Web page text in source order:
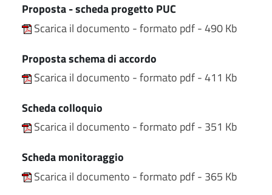
Proposta - scheda progetto PUC
Scarica il documento - formato pdf - 490 Kb
Proposta schema di accordo
Scarica il documento - formato pdf - 411 Kb
Scheda colloquio
Scarica il documento - formato pdf - 351 Kb
Scheda monitoraggio
Scarica il documento - formato pdf - 365 Kb